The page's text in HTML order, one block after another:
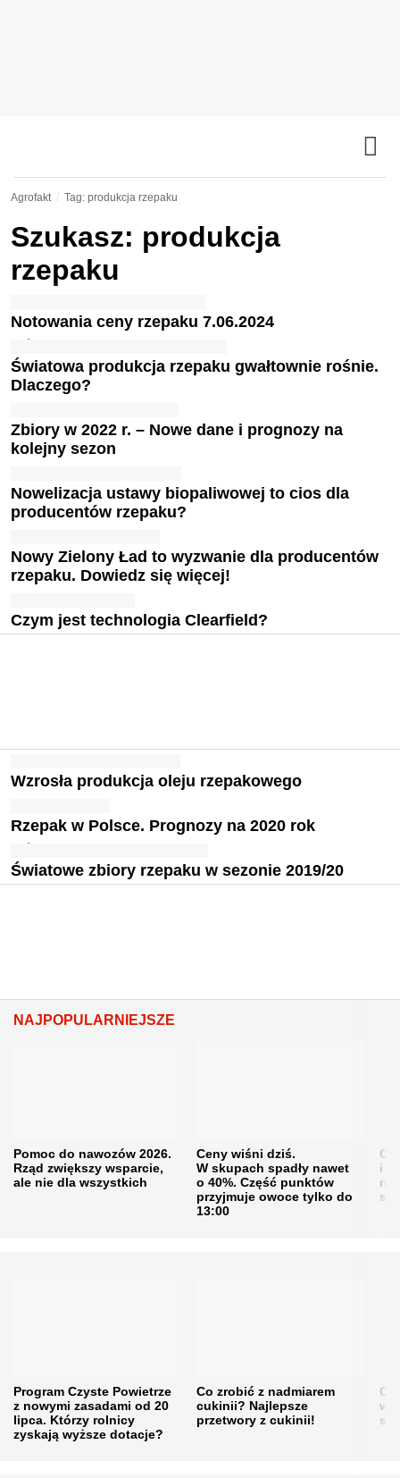
Agrofakt Tag: produkcja rzepaku
Szukasz: produkcja
rzepaku
Notowania ceny rzepaku 7.06.2024
Światowa produkcja rzepaku gwałtownie rośnie.
Dlaczego?
Zbiory w 2022 r. – Nowe dane i prognozy na
kolejny sezon
Nowelizacja ustawy biopaliwowej to cios dla
producentów rzepaku?
Nowy Zielony Ład to wyzwanie dla producentów
rzepaku. Dowiedz się więcej!
Czym jest technologia Clearfield?
Wzrosła produkcja oleju rzepakowego
Rzepak w Polsce. Prognozy na 2020 rok
Światowe zbiory rzepaku w sezonie 2019/20
NAJPOPULARNIEJSZE
Pomoc do nawozów 2026.
Rząd zwiększy wsparcie,
ale nie dla wszystkich
Ceny wiśni dziś.
W skupach spadły nawet
o 40%. Część punktów
przyjmuje owoce tylko do
13:00
i
Program Czyste Powietrze
z nowymi zasadami od 20
lipca. Którzy rolnicy
zyskają wyższe dotacje?
Co zrobić z nadmiarem
cukinii? Najlepsze
przetwory z cukinii!
w